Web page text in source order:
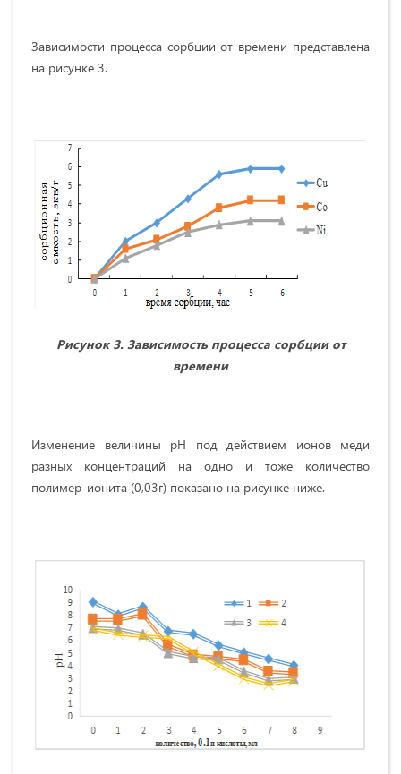
Зависимости процесса сорбции от времени представлена
на рисунке 3.
Рисунок 3. Зависимость процесса сорбции от
времени
Изменение величины рН под действием ионов меди
разных концентраций на одно и тоже количество
полимер-ионита (0,03г) показано на рисунке ниже.